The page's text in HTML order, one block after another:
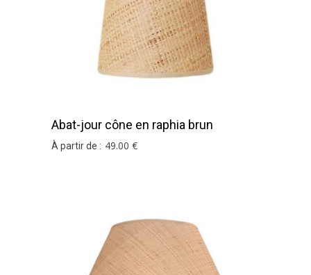
Abat-jour cône en raphia brun
À partir de : 49.00 €